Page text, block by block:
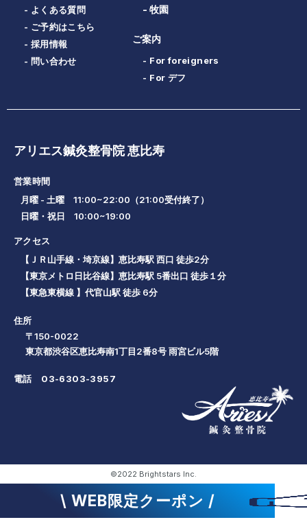
- よくある質問
- ご予約はこちら
- 採用情報
- 問い合わせ
- 牧園
ご案内
- For foreigners
- For デフ
アリエス鍼灸整骨院 恵比寿
営業時間
月曜 - 土曜 11:00~22:00（21:00受付終了）
日曜・祝日 10:00~19:00
アクセス
【ＪＲ山手線・埼京線】恵比寿駅 西口 徒歩2分
【東京メトロ日比谷線】恵比寿駅 5番出口 徒歩１分
【東急東横線 】代官山駅 徒歩 6分
住所
〒150-0022
東京都渋谷区恵比寿南1丁目2番8号 雨宮ビル5階
電話 03-6303-3957
©2022 Brightstars Inc.
\ WEB限定クーポン /